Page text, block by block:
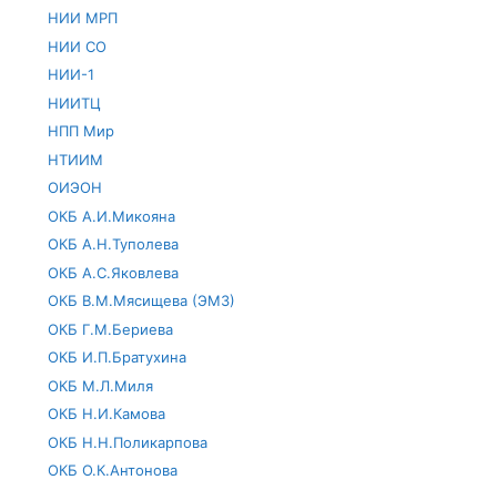
НИИ МРП
НИИ СО
НИИ-1
НИИТЦ
НПП Мир
НТИИМ
ОИЭОН
ОКБ А.И.Микояна
ОКБ А.Н.Туполева
ОКБ А.С.Яковлева
ОКБ В.М.Мясищева (ЭМЗ)
ОКБ Г.М.Бериева
ОКБ И.П.Братухина
ОКБ М.Л.Миля
ОКБ Н.И.Камова
ОКБ Н.Н.Поликарпова
ОКБ О.К.Антонова